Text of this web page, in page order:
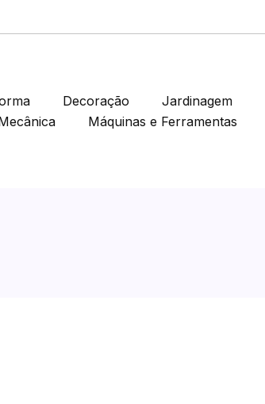
Decoração Jardinagem
Máquinas e Ferramentas